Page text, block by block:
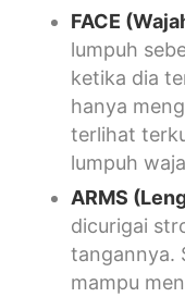
FACE
lumpuh
ketika dia
hanya
terlihat
lumpuh
ARMS
dicurigai
tangannya.
mampu